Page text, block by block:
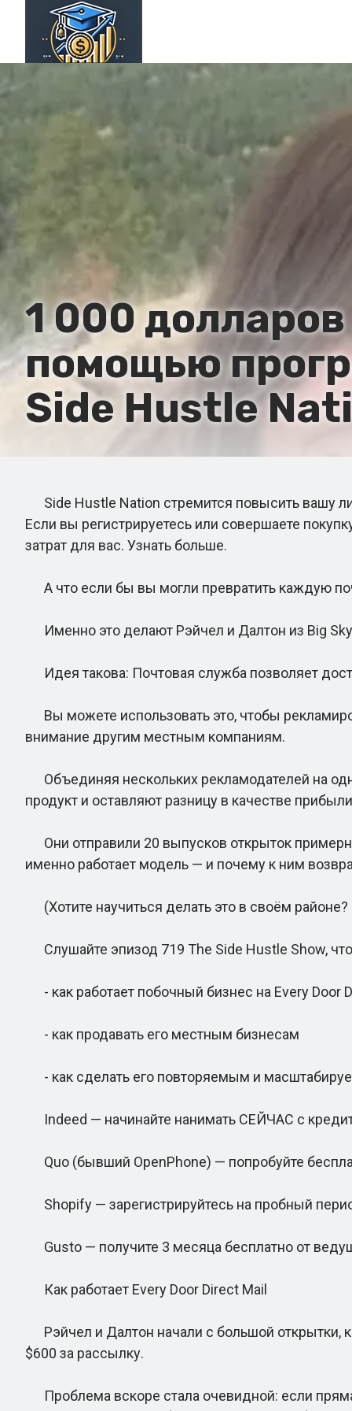
1 000
помощью
Side Hustle
Side Hustle Nation стремится повысить вашу
Если вы регистрируетесь или совершаете
затрат для вас. Узнать больше.
А что если бы вы могли превратить каждую
Именно это делают Рэйчел и Далтон из Big Sky
Идея такова: Почтовая служба позволяет
Вы можете использовать это, чтобы
внимание другим местным компаниям.
Объединяя нескольких рекламодателей на
продукт и оставляют разницу в качестве
Они отправили 20 выпусков открыток
именно работает модель — и почему к ним
(Хотите научиться делать это в своём
Слушайте эпизод 719 The Side Hustle Show,
- как работает побочный бизнес на Every Door
- как продавать его местным бизнесам
- как сделать его повторяемым и
Indeed — начинайте нанимать СЕЙЧАС с
Quo (бывший OpenPhone) — попробуйте
Shopify — зарегистрируйтесь на пробный
Gusto — получите 3 месяца бесплатно от
Как работает Every Door Direct Mail
Рэйчел и Далтон начали с большой открытки,
$600 за рассылку.
Проблема вскоре стала очевидной: если